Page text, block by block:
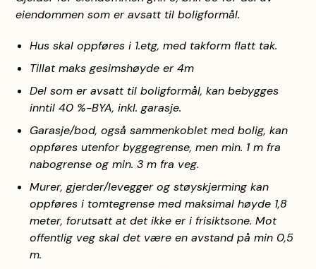
eiendommen som er avsatt til boligformål.
Hus skal oppføres i 1.etg, med takform flatt tak.
Tillat maks gesimshøyde er 4m
Del som er avsatt til boligformål, kan bebygges
inntil 40 %-BYA, inkl. garasje.
Garasje/bod, også sammenkoblet med bolig, kan
oppføres utenfor byggegrense, men min. 1 m fra
nabogrense og min. 3 m fra veg.
Murer, gjerder/levegger og støyskjerming kan
oppføres i tomtegrense med maksimal høyde 1,8
meter, forutsatt at det ikke er i frisiktsone. Mot
offentlig veg skal det være en avstand på min 0,5
m.